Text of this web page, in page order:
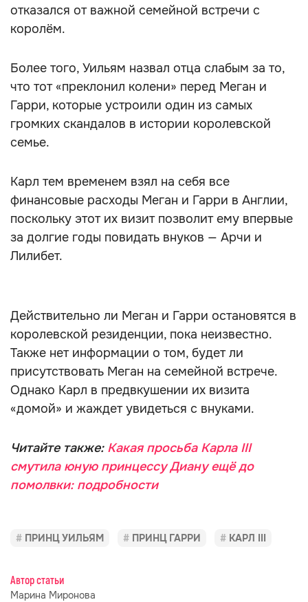
отказался от важной семейной встречи с
королём.
Более того, Уильям назвал отца слабым за то,
что тот «преклонил колени» перед Меган и
Гарри, которые устроили один из самых
громких скандалов в истории королевской
семье.
Карл тем временем взял на себя все
финансовые расходы Меган и Гарри в Англии,
поскольку этот их визит позволит ему впервые
за долгие годы повидать внуков — Арчи и
Лилибет.
Действительно ли Меган и Гарри остановятся в
королевской резиденции, пока неизвестно.
Также нет информации о том, будет ли
присутствовать Меган на семейной встрече.
Однако Карл в предвкушении их визита
«домой» и жаждет увидеться с внуками.
Читайте также: Какая просьба Карла III
смутила юную принцессу Диану ещё до
помолвки: подробности
ПРИНЦ УИЛЬЯМ ПРИНЦ ГАРРИ КАРЛ III
Автор статьи
Марина Миронова